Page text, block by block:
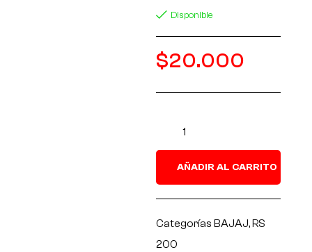
Disponible
$20.000
AÑADIR AL CARRITO
Categorías BAJAJ,RS
200